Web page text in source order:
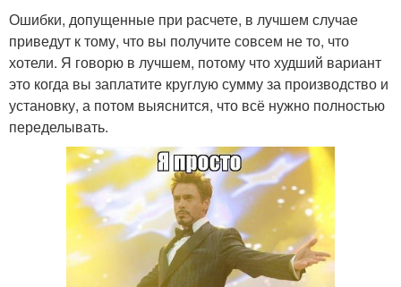
Ошибки, допущенные при расчете, в лучшем случае
приведут к тому, что вы получите совсем не то, что
хотели. Я говорю в лучшем, потому что худший вариант
это когда вы заплатите круглую сумму за производство и
установку, а потом выяснится, что всё нужно полностью
переделывать.